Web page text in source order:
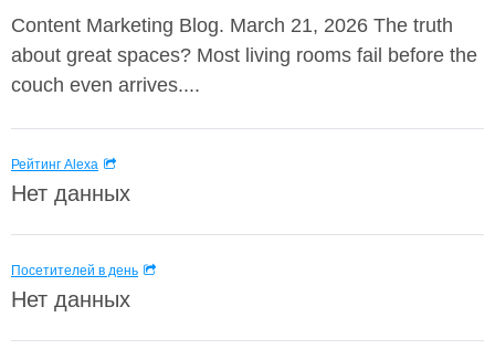
Content Marketing Blog. March 21, 2026 The truth
about great spaces? Most living rooms fail before the
couch even arrives....
Рейтинг Alexa
Нет данных
Посетителей в день
Нет данных